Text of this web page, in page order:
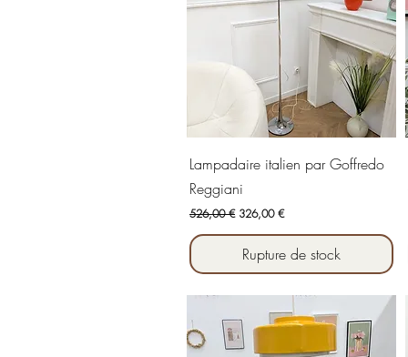
Aperçu rapide
Lampadaire italien par Goffredo
Reggiani
Prix original
526,00 € Prix promotionnel
326,00 €
Rupture de stock